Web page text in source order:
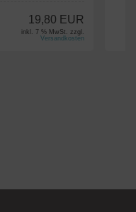
19,80 EUR
inkl. 7 % MwSt. zzgl.
Versandkosten